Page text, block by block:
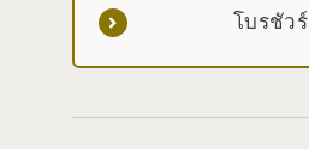
โบรชัวร์